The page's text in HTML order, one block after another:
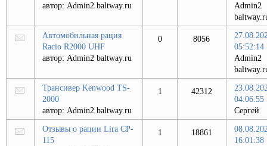
автор: Admin2 baltway.ru
Admin2
Автомобильная рация
Racio R2000 UHF
автор: Admin2 baltway.ru
0 8056
05:52:14
Admin2
Трансивер Kenwood TS-
2000
автор: Admin2 baltway.ru
1 42312
04:06:55
Сергей
Отзывы о рации Lira CP-
115
1 18861
16:01:38